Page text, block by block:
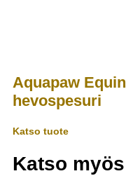
Aquapaw
hevospesuri
Katso tuote
Katso